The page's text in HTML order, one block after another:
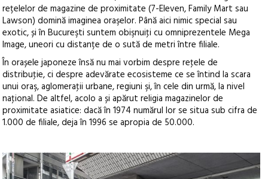
rețelelor de magazine de proximitate (7-Eleven, Family Mart sau
Lawson) domină imaginea oraşelor. Până aici nimic special sau
exotic, și în Bucureşti suntem obişnuiţi cu omniprezentele Mega
Image, uneori cu distanțe de o sută de metri între filiale.
În orașele japoneze însă nu mai vorbim despre reţele de
distribuţie, ci despre adevărate ecosisteme ce se întind la scara
unui oraş, aglomeraţii urbane, regiuni şi, în cele din urmă, la nivel
naţional. De altfel, acolo a și apărut religia magazinelor de
proximitate asiatice: dacă în 1974 numărul lor se situa sub cifra de
1.000 de filiale, deja în 1996 se apropia de 50.000.